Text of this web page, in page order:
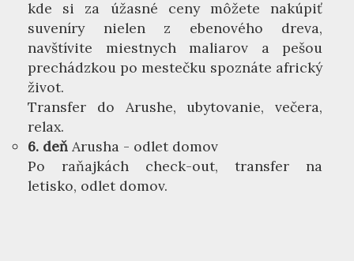
kde si za úžasné ceny môžete nakúpiť
suveníry nielen z ebenového dreva,
navštívite miestnych maliarov a pešou
prechádzkou po mestečku spoznáte africký
život.
Transfer do Arushe, ubytovanie, večera,
relax.
6. deň Arusha - odlet domov
Po raňajkách check-out, transfer na
letisko, odlet domov.